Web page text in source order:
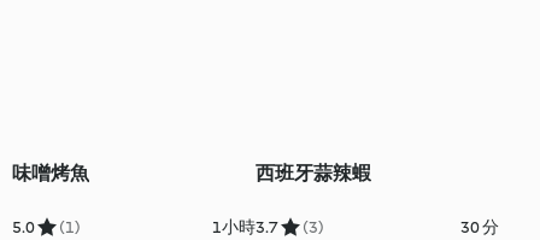
味噌烤魚
5.0 (1) 1小時
西班牙蒜辣蝦
3.7 (3) 30 分